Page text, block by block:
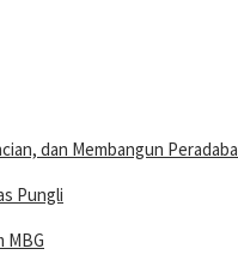
dan Membangun
Pungli
MBG